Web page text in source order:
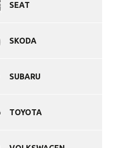
SEAT
SKODA
SUBARU
TOYOTA